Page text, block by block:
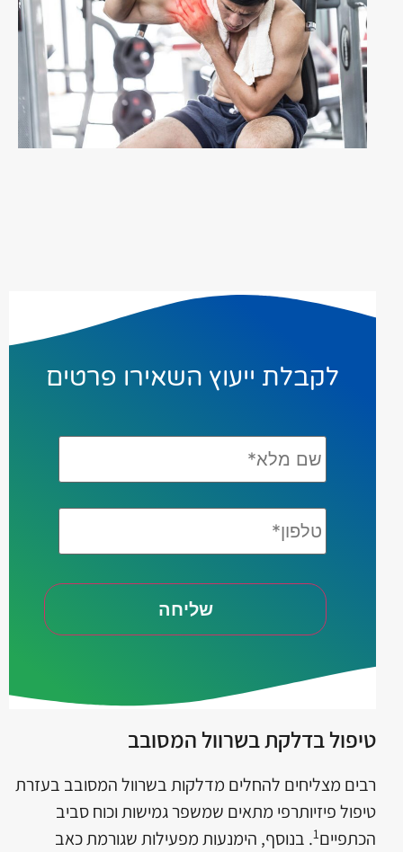
לקבלת ייעוץ השאירו פרטים
שם
מלא* *
טלפון*
טיפול בדלקת בשרוול המסובב
רבים מצליחים להחלים מדלקות בשרוול המסובב בעזרת
טיפול פיזיותרפי מתאים שמשפר גמישות וכוח סביב
הכתפיים 1. בנוסף, הימנעות מפעילות שגורמת כאב